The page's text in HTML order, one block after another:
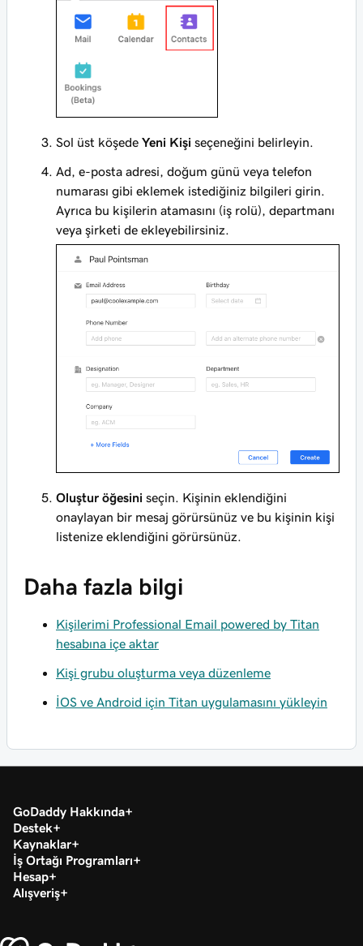
Sol üst köşede Yeni Kişi seçeneğini belirleyin.
Ad, e-posta adresi, doğum günü veya telefon
numarası gibi eklemek istediğiniz bilgileri girin.
Ayrıca bu kişilerin atamasını (iş rolü), departmanı
veya şirketi de ekleyebilirsiniz.
Oluştur öğesini seçin. Kişinin eklendiğini
onaylayan bir mesaj görürsünüz ve bu kişinin kişi
listenize eklendiğini görürsünüz.
Daha fazla bilgi
Kişilerimi Professional Email powered by Titan
hesabına içe aktar
Kişi grubu oluşturma veya düzenleme
İOS ve Android için Titan uygulamasını yükleyin
GoDaddy Hakkında
Destek
Kaynaklar
İş Ortağı Programları
Hesap
Alışveriş